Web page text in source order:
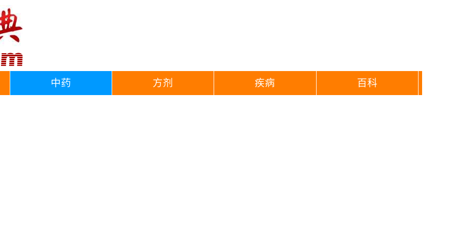
中药 方剂 疾病 百科